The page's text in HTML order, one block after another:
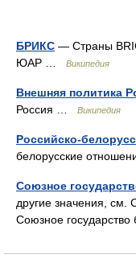
БРИКС — Страны
ЮАР …
Википедия
Внешняя политика
Россия …
Википедия
Российско-
белорусские
Союзное
другие значения, см.
Союзное